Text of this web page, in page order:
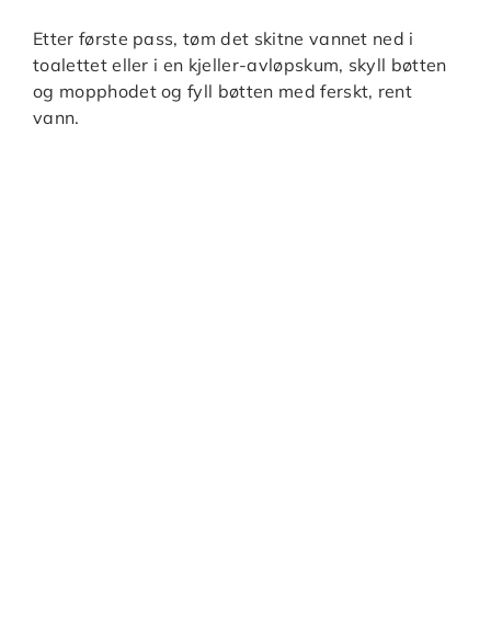
Etter første pass, tøm det skitne vannet ned i
toalettet eller i en kjeller-avløpskum, skyll bøtten
og mopphodet og fyll bøtten med ferskt, rent
vann.